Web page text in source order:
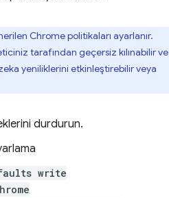
Chrome politikaları ayarlanır.
tarafından geçersiz kılınabilir ve
yeniliklerini etkinleştirebilir veya
durdurun.
write